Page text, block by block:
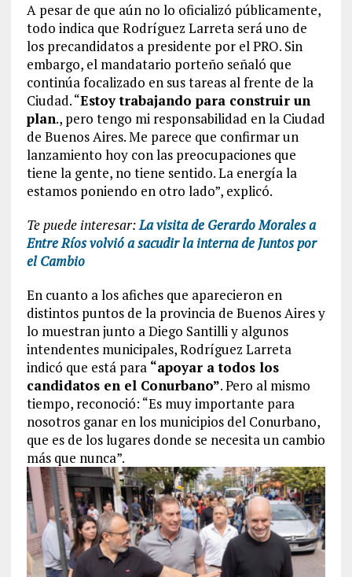
A pesar de que aún no lo oficializó públicamente,
todo indica que Rodríguez Larreta será uno de
los precandidatos a presidente por el PRO. Sin
embargo, el mandatario porteño señaló que
continúa focalizado en sus tareas al frente de la
Ciudad. “Estoy trabajando para construir un
plan., pero tengo mi responsabilidad en la Ciudad
de Buenos Aires. Me parece que confirmar un
lanzamiento hoy con las preocupaciones que
tiene la gente, no tiene sentido. La energía la
estamos poniendo en otro lado”, explicó.
Te puede interesar:La visita de Gerardo Morales a
Entre Ríos volvió a sacudir la interna de Juntos por
el Cambio
En cuanto a los afiches que aparecieron en
distintos puntos de la provincia de Buenos Aires y
lo muestran junto a Diego Santilli y algunos
intendentes municipales, Rodríguez Larreta
indicó que está para “apoyar a todos los
candidatos en el Conurbano”. Pero al mismo
tiempo, reconoció: “Es muy importante para
nosotros ganar en los municipios del Conurbano,
que es de los lugares donde se necesita un cambio
más que nunca”.